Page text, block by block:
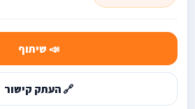
📣 שיתוף
🔗 העתק קישור